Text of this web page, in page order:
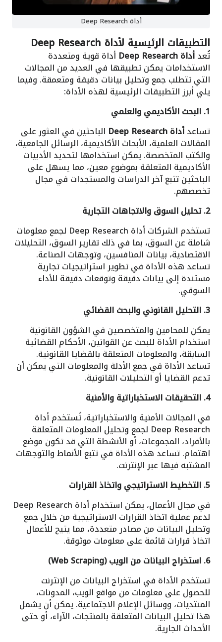
أداة Deep Research
التطبيقات الرئيسية لأداة Deep Research
تُعدأداة Deep Research أداة قوية ومتعددة
الاستخدامات يمكن تطبيقها في العديد من المجالات
التي تتطلب جمع وتحليل بيانات دقيقة ومتعمقة. وفيما
يلي أبرز التطبيقات الرئيسية لهذه الأداة:
1. البحث الأكاديمي والعلمي
تساعدأداة Deep Research الباحثين في العثور على
المقالات العلمية، الأبحاث الأكاديمية، الرسائل الجامعية،
والكتب المتخصصة. يمكن استخدامها لتحديد الأدبيات
الأكاديمية المتعلقة بموضوع معين، مما يسهل على
الباحثين تتبع آخر الدراسات والمستجدات في مجال
تخصصهم.
2. تحليل السوق والاتجاهات التجارية
تستخدم الشركات أداة Deep Research لجمع معلومات
شاملة عن السوق، بما في ذلك تقارير السوق، التحليلات
الاقتصادية، بيانات المنافسين، وتوجهات الصناعة.
تساعد هذه الأداة في تطوير استراتيجيات تجارية
مستندة إلى بيانات دقيقة وتوقعات دقيقة للأداء
السوقي.
3. التحليل القانوني والبحث القضائي
يمكن للمحامين والمتخصصين في الشؤون القانونية
استخدام الأداة للبحث عن القوانين، الأحكام القضائية
السابقة، والمعلومات المتعلقة بالقضايا القانونية.
تساعد الأداة في جمع الأدلة والمعلومات التي يمكن أن
تدعم القضايا أو التحليلات القانونية.
4. التحقيقات الاستخباراتية والأمنية
في المجالات الأمنية والاستخباراتية، تُستخدم أداة
Deep Research لجمع وتحليل المعلومات المتعلقة
بالأفراد، المجموعات، أو الأنشطة التي قد تكون موضع
اهتمام. تساعد هذه الأداة في تتبع الأنماط والتوجهات
المشتبه فيها عبر الإنترنت.
5. التخطيط الاستراتيجي واتخاذ القرارات
في مجال الأعمال، يمكن استخدام أداة Deep Research
لدعم عملية اتخاذ القرارات الاستراتيجية من خلال جمع
وتحليل البيانات من مصادر متعددة، مما يتيح للأعمال
اتخاذ قرارات قائمة على معلومات موثوقة.
6. استخراج البيانات من الويب (Web Scraping)
تستخدم الأداة في استخراج البيانات من الإنترنت
للحصول على معلومات من مواقع الويب، المدونات،
المنتديات، ووسائل الإعلام الاجتماعية. يمكن أن يشمل
هذا تحليل البيانات المتعلقة بالمنتجات، الآراء، أو حتى
الأحداث الجارية.